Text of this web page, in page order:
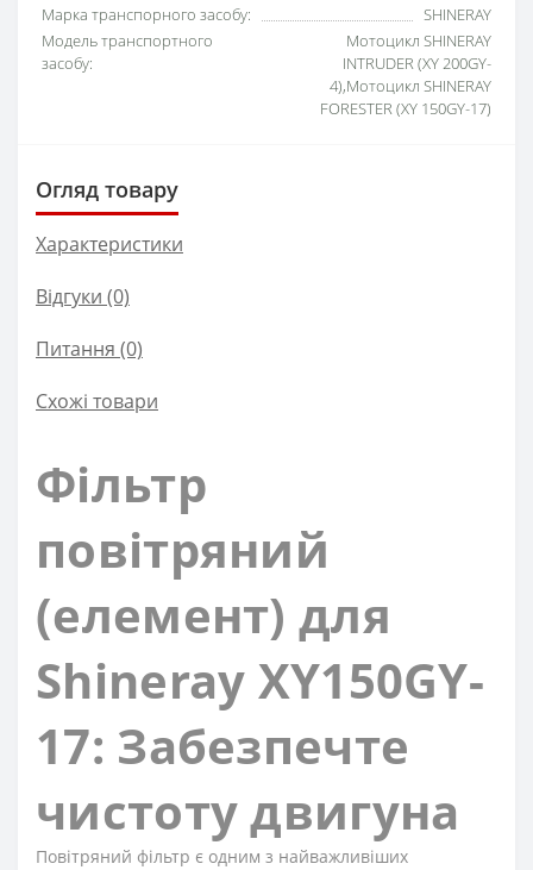
Марка транспорного засобу:
SHINERAY
Модель транспортного
засобу:
Мотоцикл SHINERAY
INTRUDER (XY 200GY-
4),Мотоцикл SHINERAY
FORESTER (XY 150GY-17)
Огляд товару
Характеристики
Відгуки (0)
Питання (0)
Схожі товари
Фільтр
повітряний
(елемент) для
Shineray XY150GY-
17: Забезпечте
чистоту двигуна
Повітряний фільтр є одним з найважливіших